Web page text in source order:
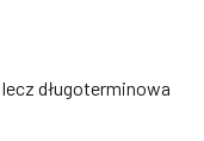
długoterminowa